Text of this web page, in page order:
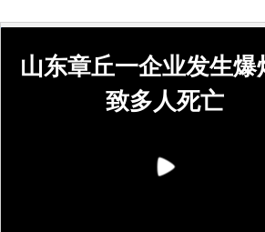
山东章丘一企业发生爆
致多人死亡